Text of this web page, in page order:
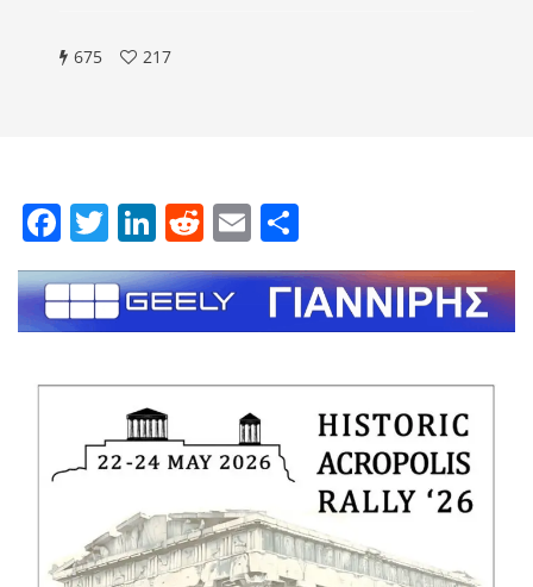
675 217
Facebook
Twitter
LinkedIn
Reddit
Email